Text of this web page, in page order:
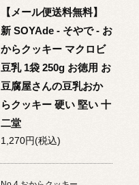
【メール便送料無料】
新 SOYAde - そやで - お
からクッキー マクロビ
豆乳 1袋 250g お徳用 お
豆腐屋さんの豆乳おか
らクッキー 硬い 堅い 十
二堂
1,270円(税込)